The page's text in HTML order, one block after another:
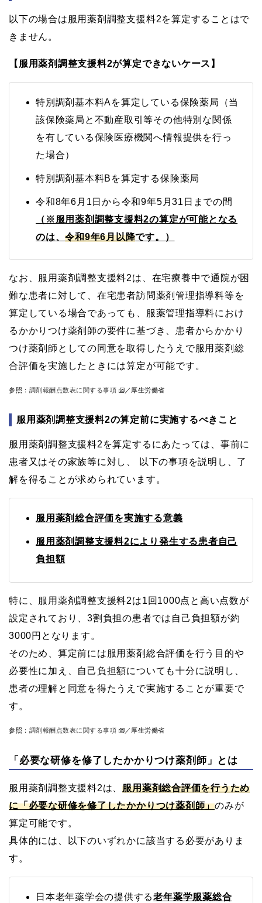
以下の場合は服用薬剤調整支援料2を算定することはで
きません。
【服用薬剤調整支援料2が算定できないケース】
特別調剤基本料Aを算定している保険薬局（当
該保険薬局と不動産取引等その他特別な関係
を有している保険医療機関へ情報提供を行っ
た場合）
特別調剤基本料Bを算定する保険薬局
令和8年6月1日から令和9年5月31日までの間
（※服用薬剤調整支援料2の算定が可能となる
のは、令和9年6月以降です。）
なお、服用薬剤調整支援料2は、在宅療養中で通院が困
難な患者に対して、在宅患者訪問薬剤管理指導料等を
算定している場合であっても、服薬管理指導料におけ
るかかりつけ薬剤師の要件に基づき、患者からかかり
つけ薬剤師としての同意を取得したうえで服用薬剤総
合評価を実施したときには算定が可能です。
参照： 調剤報酬点数表に関する事項 ／厚生労働省
服用薬剤調整支援料2の算定前に実施するべきこと
服用薬剤調整支援料2を算定するにあたっては、事前に
患者又はその家族等に対し、 以下の事項を説明し、了
解を得ることが求められています。
服用薬剤総合評価を実施する意義
服用薬剤調整支援料2により発生する患者自己
負担額
特に、服用薬剤調整支援料2は1回1000点と高い点数が
設定されており、3割負担の患者では自己負担額が約
3000円となります。
そのため、算定前には服用薬剤総合評価を行う目的や
必要性に加え、自己負担額についても十分に説明し、
患者の理解と同意を得たうえで実施することが重要で
す。
参照： 調剤報酬点数表に関する事項 ／厚生労働省
「必要な研修を修了したかかりつけ薬剤師」とは
服用薬剤調整支援料2は、服用薬剤総合評価を行うため
に「必要な研修を修了したかかりつけ薬剤師」のみが
算定可能です。
具体的には、以下のいずれかに該当する必要がありま
す。
日本老年薬学会の提供する老年薬学服薬総合